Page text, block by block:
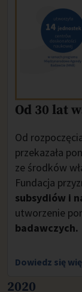
Od 30 lat
Od
przekazała
ze środków
Fundacja
subsydiów i
utworzenie
badawczych.
Dowiedz się
2020